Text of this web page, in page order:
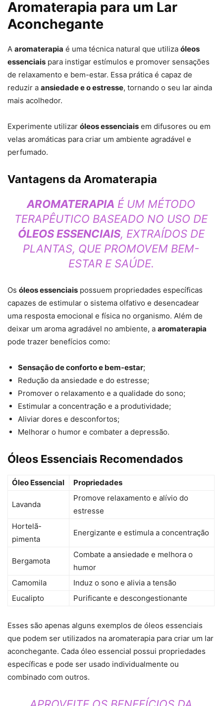
Aromaterapia para um Lar
Aconchegante
A aromaterapia é uma técnica natural que utiliza óleos
essenciais para instigar estímulos e promover sensações
de relaxamento e bem-estar. Essa prática é capaz de
reduzir a ansiedade e o estresse, tornando o seu lar ainda
mais acolhedor.
Experimente utilizar óleos essenciais em difusores ou em
velas aromáticas para criar um ambiente agradável e
perfumado.
Vantagens da Aromaterapia
AROMATERAPIA É UM MÉTODO
TERAPÊUTICO BASEADO NO USO DE
ÓLEOS ESSENCIAIS, EXTRAÍDOS DE
PLANTAS, QUE PROMOVEM BEM-
ESTAR E SAÚDE.
Os óleos essenciais possuem propriedades específicas
capazes de estimular o sistema olfativo e desencadear
uma resposta emocional e física no organismo. Além de
deixar um aroma agradável no ambiente, a aromaterapia
pode trazer benefícios como:
Sensação de conforto e bem-estar;
Redução da ansiedade e do estresse;
Promover o relaxamento e a qualidade do sono;
Estimular a concentração e a produtividade;
Aliviar dores e desconfortos;
Melhorar o humor e combater a depressão.
Óleos Essenciais Recomendados
Óleo Essencial Propriedades
Lavanda
Promove relaxamento e alívio do
estresse
Hortelã-
pimenta
Energizante e estimula a concentração
Bergamota
Combate a ansiedade e melhora o
humor
Camomila
Induz o sono e alivia a tensão
Eucalipto
Purificante e descongestionante
Esses são apenas alguns exemplos de óleos essenciais
que podem ser utilizados na aromaterapia para criar um lar
aconchegante. Cada óleo essencial possui propriedades
específicas e pode ser usado individualmente ou
combinado com outros.